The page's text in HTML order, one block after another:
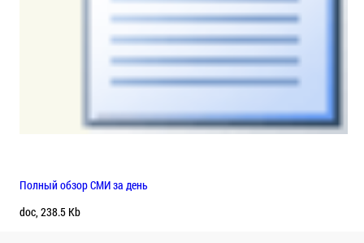
Полный обзор СМИ за день
doc, 238.5 Kb